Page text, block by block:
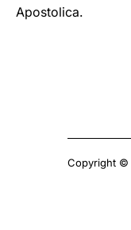
Apostolica.
Copyright ©